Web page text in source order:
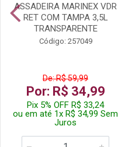
ASSADEIRA MARINEX VDR
RET COM TAMPA 3,5L
TRANSPARENTE
Código: 257049
De: R$ 59,99
Por: R$ 34,99
Pix 5% OFF R$ 33,24
ou em até 1x R$ 34,99 Sem
Juros